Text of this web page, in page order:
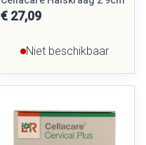
€ 27,09
Niet beschikbaar